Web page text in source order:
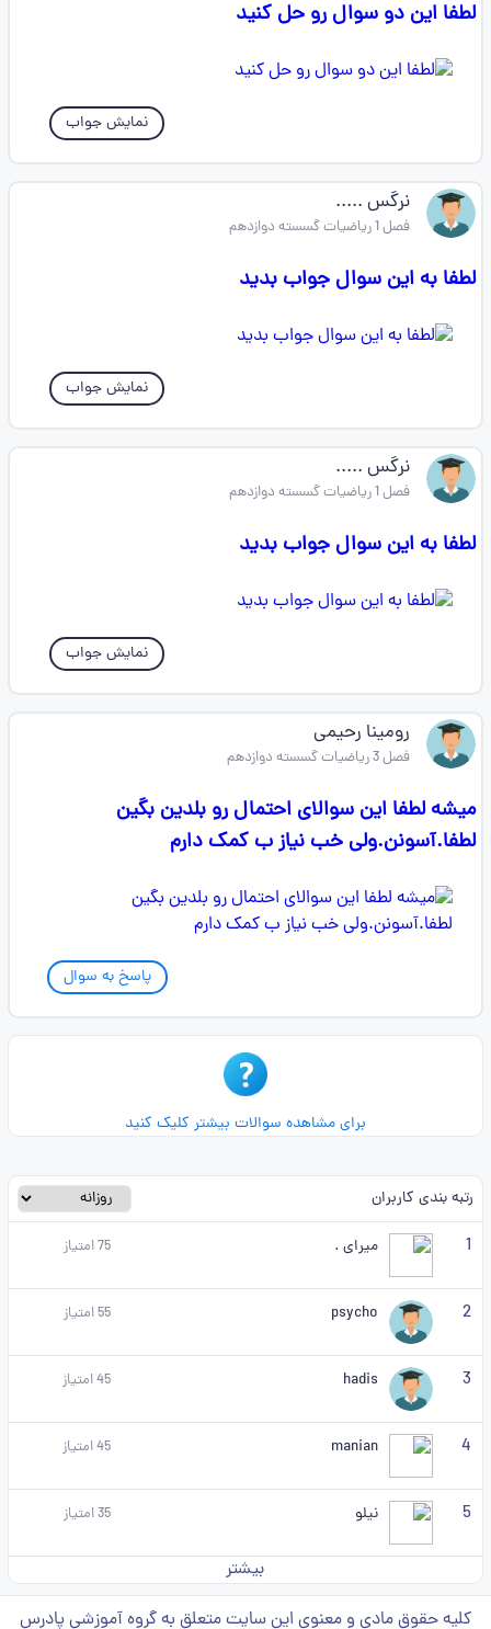
لطفا این دو سوال رو حل کنید
نمایش جواب
نرگس .....
فصل 1 ریاضیات گسسته دوازدهم
لطفا به این سوال جواب بدید
نمایش جواب
نرگس .....
فصل 1 ریاضیات گسسته دوازدهم
لطفا به این سوال جواب بدید
نمایش جواب
رومینا رحیمی
فصل 3 ریاضیات گسسته دوازدهم
میشه لطفا این سوالای احتمال رو بلدین بگین
لطفا.آسونن.ولی خب نیاز ب کمک دارم
پاسخ به سوال
برای مشاهده سوالات بیشتر کلیک کنید
رتبه بندی کاربران
1 میرای . 75امتیاز
2
psycho
55امتیاز
3
hadis
45امتیاز
4
manian
45امتیاز
5 نیلو 35امتیاز
بیشتر
کلیه حقوق مادی و معنوی این سایت متعلق به گروه آموزشی پادرس